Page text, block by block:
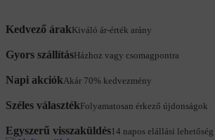
Kedvező árakKiváló ár-érték arány
Gyors szállításHázhoz vagy csomagpontra
Napi akciókAkár 70% kedvezmény
Széles választékFolyamatosan érkező újdonságok
Egyszerű visszaküldés14 napos elállási lehetőség